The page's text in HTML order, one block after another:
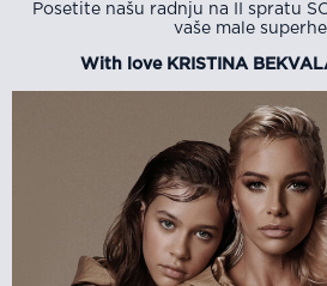
Posetite našu radnju na II spratu
vaše male
With love KRISTINA